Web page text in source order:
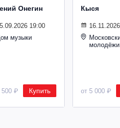
Онегин
19:00
музыки
500 ₽ Купить
Кыся
молодёжи
от 5 000 ₽